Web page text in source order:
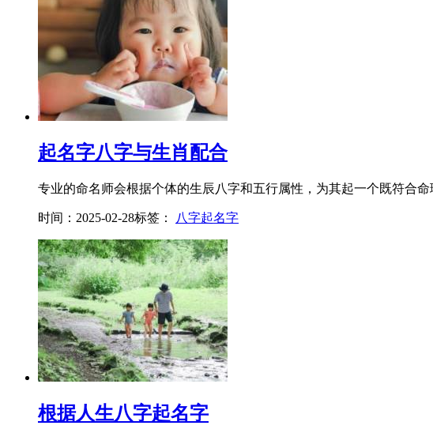
起名字八字与生肖配合
专业的命名师会根据个体的生辰八字和五行属性，为其起一个既符合
时间：2025-02-28标签： 八字起名字
根据人生八字起名字